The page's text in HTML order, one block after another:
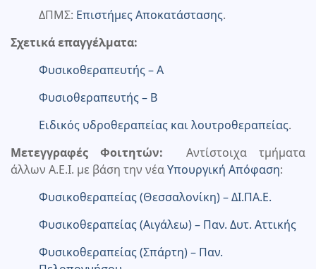
ΔΠΜΣ: Επιστήμες Αποκατάστασης.
Σχετικά επαγγέλματα:
Φυσικοθεραπευτής – Α
Φυσιοθεραπευτής – Β
Ειδικός υδροθεραπείας και λουτροθεραπείας.
Μετεγγραφές Φοιτητών:
Αντίστοιχα τμήματα
άλλων Α.Ε.Ι. με βάση την νέαΥπουργική Απόφαση:
Φυσικοθεραπείας (Θεσσαλονίκη) – ΔΙ.ΠΑ.Ε.
Φυσικοθεραπείας (Αιγάλεω) – Παν. Δυτ. Αττικής
Φυσικοθεραπείας (Σπάρτη) – Παν.